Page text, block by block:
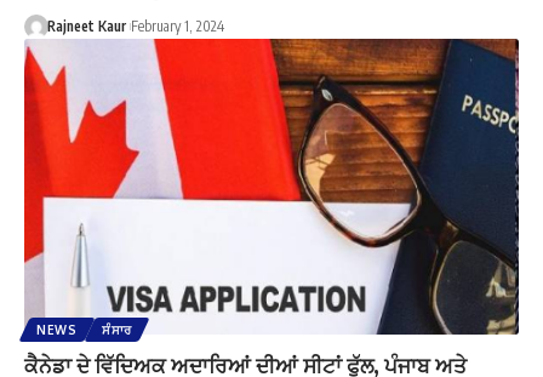
Rajneet Kaur February 1, 2024
NEWS ਸੰਸਾਰ
ਕੈਨੇਡਾ ਦੇ ਵਿੱਦਿਅਕ ਅਦਾਰਿਆਂ ਦੀਆਂ ਸੀਟਾਂ ਫੁੱਲ, ਪੰਜਾਬ ਅਤੇ